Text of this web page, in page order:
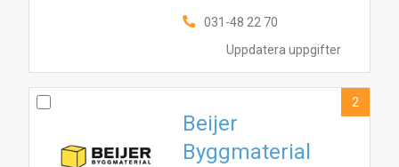
Uppdatera uppgifter
031-48 22 70
Beijer
Byggmaterial
2